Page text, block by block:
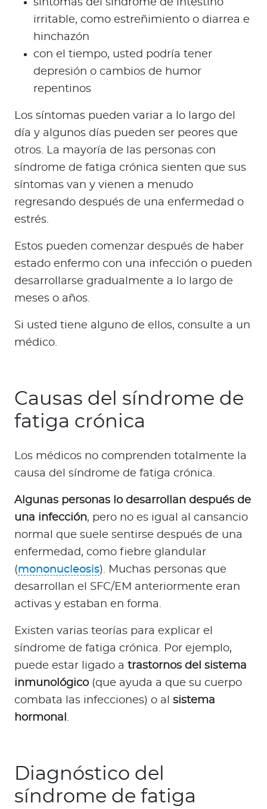
síntomas del síndrome de intestino
irritable, como estreñimiento o diarrea e
hinchazón
con el tiempo, usted podría tener
depresión o cambios de humor
repentinos
Los síntomas pueden variar a lo largo del
día y algunos días pueden ser peores que
otros. La mayoría de las personas con
síndrome de fatiga crónica sienten que sus
síntomas van y vienen a menudo
regresando después de una enfermedad o
estrés.
Estos pueden comenzar después de haber
estado enfermo con una infección o pueden
desarrollarse gradualmente a lo largo de
meses o años.
Si usted tiene alguno de ellos, consulte a un
médico.
Causas del síndrome de
fatiga crónica
Los médicos no comprenden totalmente la
causa del síndrome de fatiga crónica.
Algunas personas lo desarrollan después de
una infección, pero no es igual al cansancio
normal que suele sentirse después de una
enfermedad, como fiebre glandular
(mononucleosis). Muchas personas que
desarrollan el SFC/EM anteriormente eran
activas y estaban en forma.
Existen varias teorías para explicar el
síndrome de fatiga crónica. Por ejemplo,
puede estar ligado a trastornos del sistema
inmunológico(que ayuda a que su cuerpo
combata las infecciones) o al sistema
hormonal .
Diagnóstico del
síndrome de fatiga